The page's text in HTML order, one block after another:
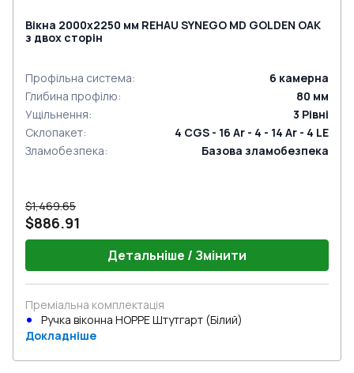
Вікна 2000x2250 мм REHAU SYNEGO MD GOLDEN OAK
з двох сторін
Профільна система: 6 камерна
Глибина профілю: 80 мм
Ущільнення: 3 Рівні
Склопакет:
4 CGS - 16 Ar - 4 - 14 Ar - 4 LE
Зламобезпека: Базова зламобезпека
$1,469.65
$886.91
Детальніше / Змінити
Преміальна комплектація
Ручка віконна HOPPE Штутгарт (Білий)
Докладніше